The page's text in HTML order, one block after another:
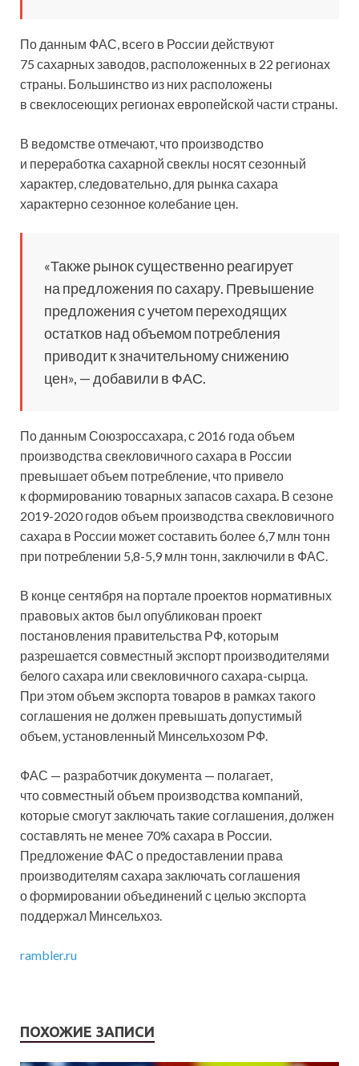
По данным ФАС, всего в России действуют
75 сахарных заводов, расположенных в 22 регионах
страны. Большинство из них расположены
в свеклосеющих регионах европейской части страны.
В ведомстве отмечают, что производство
и переработка сахарной свеклы носят сезонный
характер, следовательно, для рынка сахара
характерно сезонное колебание цен.
«Также рынок существенно реагирует
на предложения по сахару. Превышение
предложения с учетом переходящих
остатков над объемом потребления
приводит к значительному снижению
цен», — добавили в ФАС.
По данным Союзроссахара, с 2016 года объем
производства свекловичного сахара в России
превышает объем потребление, что привело
к формированию товарных запасов сахара. В сезоне
2019-2020 годов объем производства свекловичного
сахара в России может составить более 6,7 млн тонн
при потреблении 5,8-5,9 млн тонн, заключили в ФАС.
В конце сентября на портале проектов нормативных
правовых актов был опубликован проект
постановления правительства РФ, которым
разрешается совместный экспорт производителями
белого сахара или свекловичного сахара-сырца.
При этом объем экспорта товаров в рамках такого
соглашения не должен превышать допустимый
объем, установленный Минсельхозом РФ.
ФАС — разработчик документа — полагает,
что совместный объем производства компаний,
которые смогут заключать такие соглашения, должен
составлять не менее 70% сахара в России.
Предложение ФАС о предоставлении права
производителям сахара заключать соглашения
о формировании объединений с целью экспорта
поддержал Минсельхоз.
rambler.ru
ПОХОЖИЕ ЗАПИСИ